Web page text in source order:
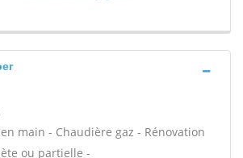
main - Chaudière gaz - Rénovation
ou partielle -